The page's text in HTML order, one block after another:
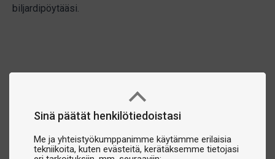
Sinä päätät henkilötiedoistasi
Me ja yhteistyökumppanimme käytämme erilaisia
tekniikoita, kuten evästeitä, kerätäksemme tietojasi
biljardipöytääsi.